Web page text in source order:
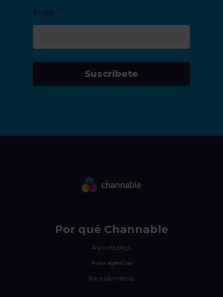
Email *
Suscríbete
Por qué Channable
Para retailers
Para agencias
Para las marcas